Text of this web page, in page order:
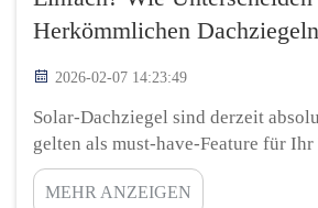
Herkömmlichen
2026-02-07 14:23:49
Solar-Dachziegel sind derzeit
gelten als must-have-Feature für Ihr
eine hervorragende Möglichkeit,
erzeugen und die monatlichen
MEHR ANZEIGEN